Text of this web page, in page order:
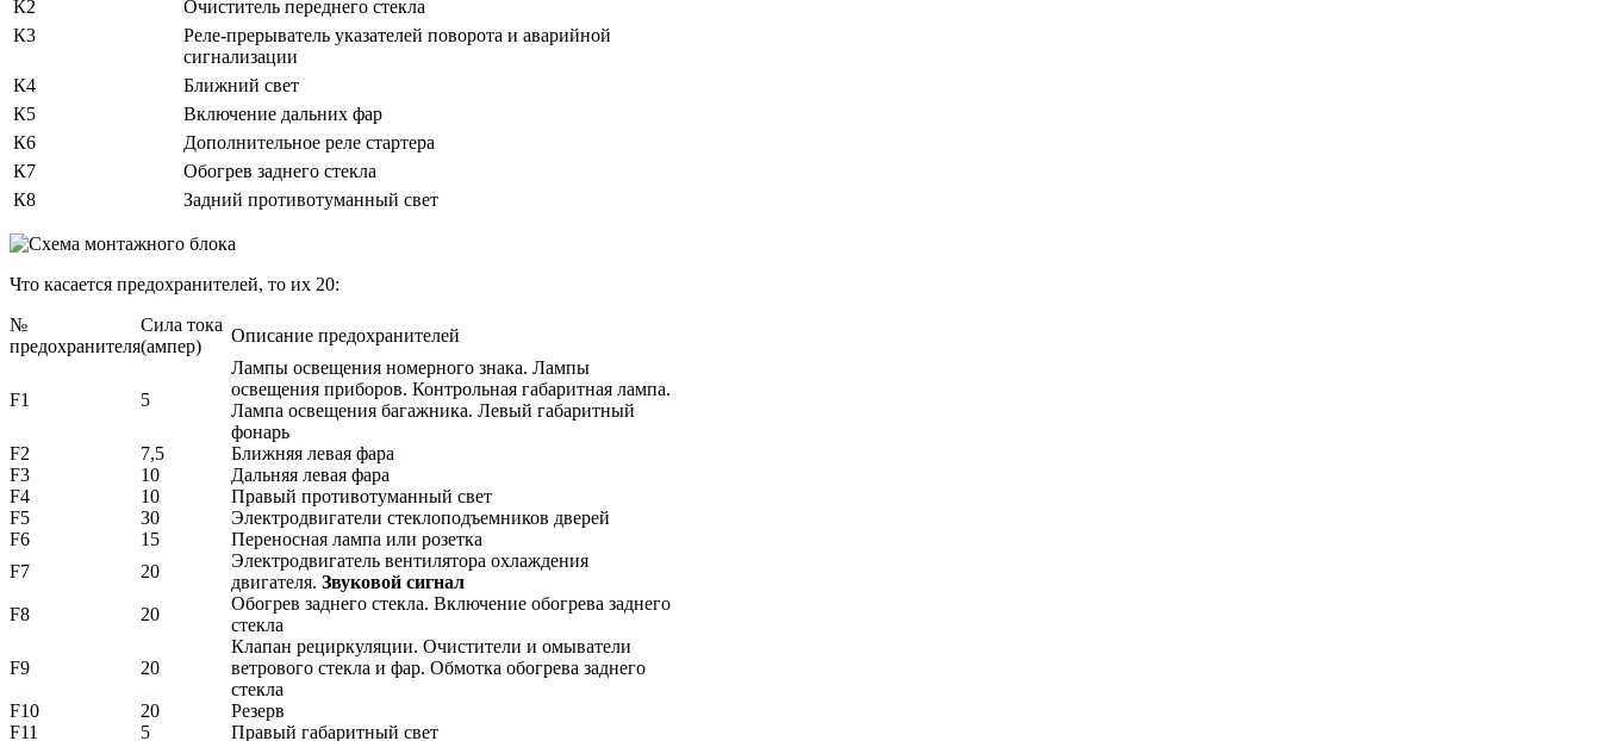
К2
Очиститель переднего стекла
К3
Реле-прерыватель указателей поворота и аварийной
сигнализации
К4
Ближний свет
К5
Включение дальних фар
К6
Дополнительное реле стартера
К7
Обогрев заднего стекла
К8
Задний противотуманный свет
Что касается предохранителей, то их 20:
№
предохранителя
Сила тока
(ампер)
Описание предохранителей
F1 5
Лампы освещения номерного знака. Лампы
освещения приборов. Контрольная габаритная лампа.
Лампа освещения багажника. Левый габаритный
фонарь
F2
7,5
Ближняя левая фара
F3
10
Дальняя левая фара
F4
10
Правый противотуманный свет
F5
30
Электродвигатели стеклоподъемников дверей
F6
15
Переносная лампа или розетка
F7
20
Электродвигатель вентилятора охлаждения
двигателя. Звуковой сигнал
F8
20
Обогрев заднего стекла. Включение обогрева заднего
стекла
F9 20
Клапан рециркуляции. Очистители и омыватели
ветрового стекла и фар. Обмотка обогрева заднего
стекла
F10
20
Резерв
F11
5
Правый габаритный свет